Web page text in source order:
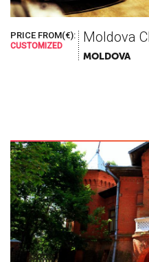
Il
come
Esplora i migliori posti
Ways Travel
PRICE FROM(€):
CUSTOMIZED
MOLDOVA